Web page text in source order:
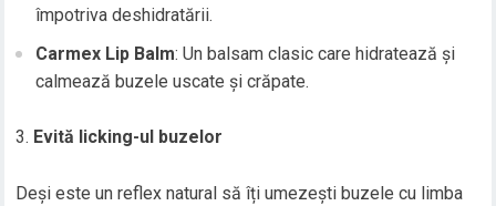
împotriva deshidratării.
Carmex Lip Balm: Un balsam clasic care hidratează și
calmează buzele uscate și crăpate.
Evită licking-ul buzelor
Deși este un reflex natural să îți umezești buzele cu limba